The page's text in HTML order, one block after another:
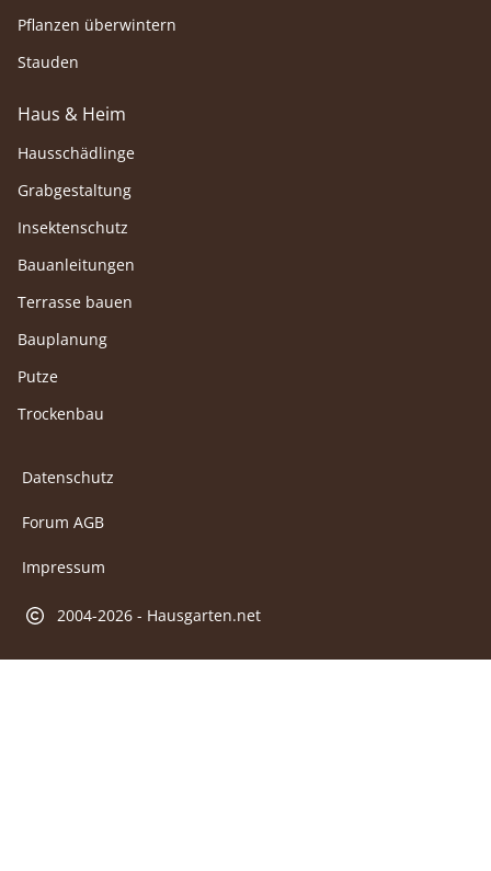
Pflanzen überwintern
Stauden
Haus & Heim
Hausschädlinge
Grabgestaltung
Insektenschutz
Bauanleitungen
Terrasse bauen
Bauplanung
Putze
Trockenbau
Datenschutz
Forum AGB
Impressum
2004-2026 - Hausgarten.net